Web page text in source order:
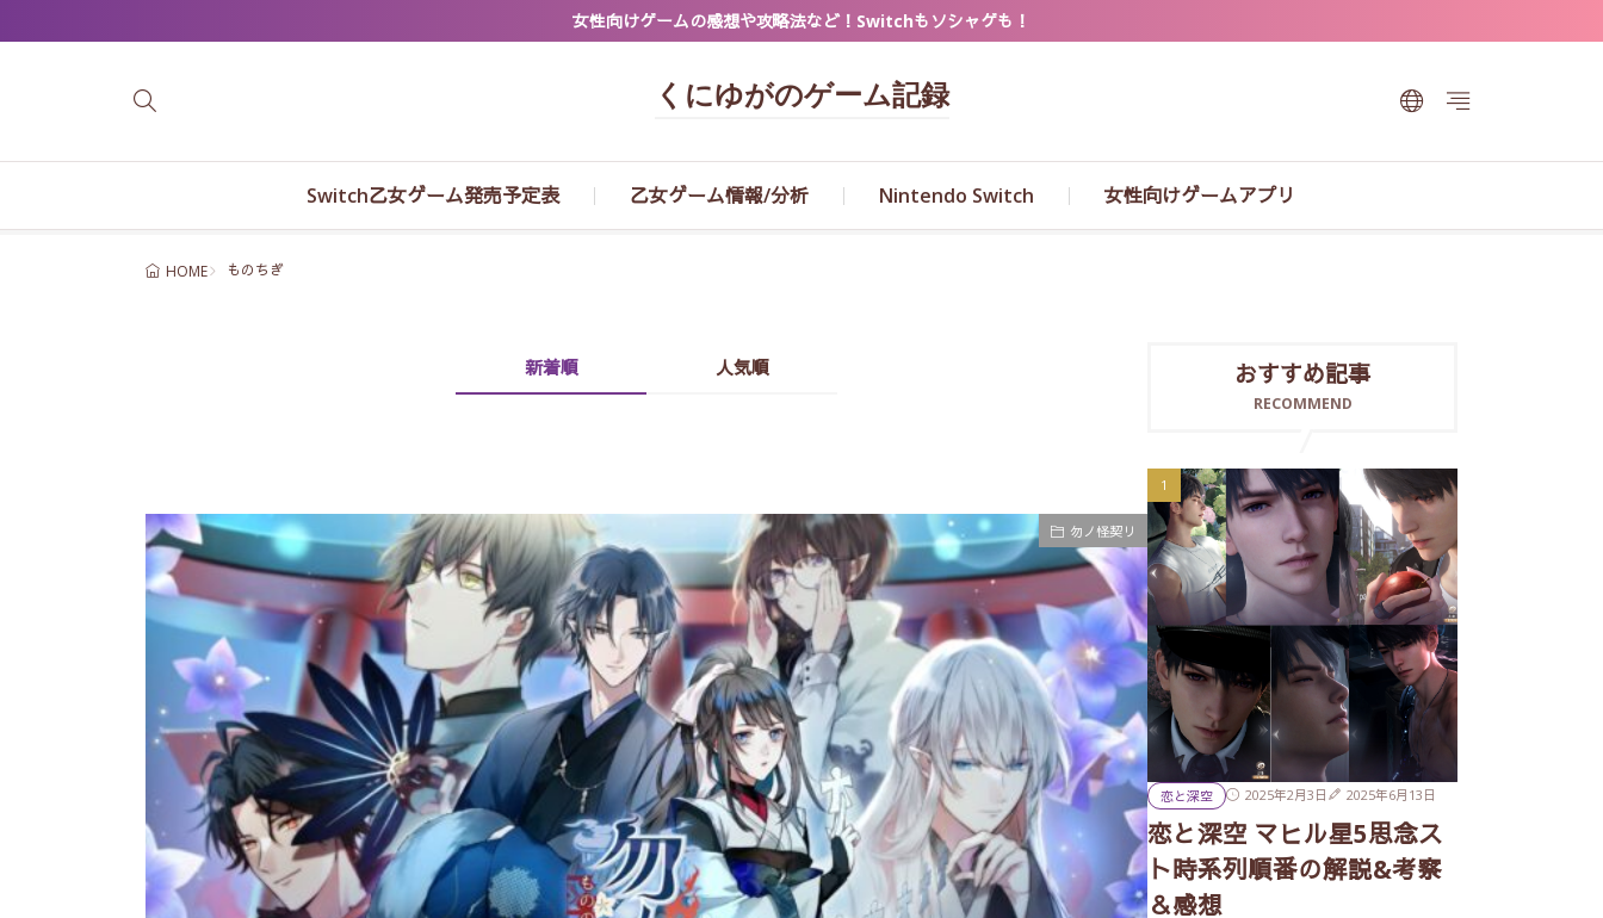
女性向けゲームの感想や攻略法など！Switchもソシャゲも！
くにゆがのゲーム記録
Switch乙女ゲーム発売予定表 乙女ゲーム情報/分析 Nintendo Switch 女性向けゲームアプリ
HOME ものちぎ
新着順 人気順
勿ノ怪契リ
おすすめ記事
RECOMMEND
恋と深空 2025年2月3日 2025年6月13日
恋と深空 マヒル星5思念ス
ト時系列順番の解説&考察
＆感想